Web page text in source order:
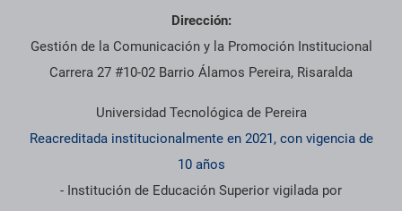
Dirección:
Gestión de la Comunicación y la Promoción Institucional
Carrera 27 #10-02 Barrio Álamos Pereira, Risaralda
Universidad Tecnológica de Pereira
Reacreditada institucionalmente en 2021, con vigencia de
10 años
- Institución de Educación Superior vigilada por